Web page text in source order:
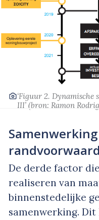
‘Figuur 2.
III’ (bron: Ramon
De derde factor
realiseren van
binnenstedelijke
samenwerking.